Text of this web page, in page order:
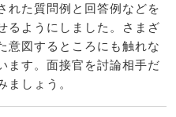
れた質問例と回答例などを
るようにしました。さまざ
意図するところにも触れな
ます。面接官を討論相手だ
しょう。